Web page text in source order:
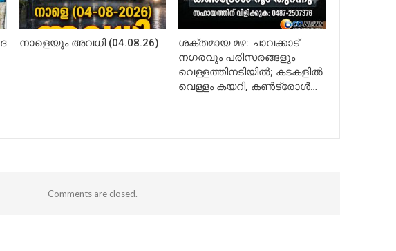
നാളെയും അവധി (04.08.26)
ശക്തമായ മഴ: ചാവക്കാട്
നഗരവും പരിസരങ്ങളും
വെള്ളത്തിനടിയിൽ; കടകളിൽ
വെള്ളം കയറി, കൺട്രോൾ…
Comments are closed.